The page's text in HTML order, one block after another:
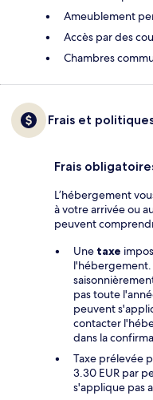
Ameublement
Accès par des
Chambres
Frais et
Frais
L’hébergement
à votre arrivée ou
peuvent
Une taxe
l'hébergement.
pas toute
peuvent
contacter
dans la
Taxe prélevée
3.30 EUR par
s'applique pas